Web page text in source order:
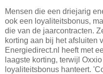
Mensen die een driejarig
ook een loyaliteitsbonus,
die van de jaarcontracten.
korting aan bij het afsluiten
Energiedirect.nl heeft met
laagste korting, terwijl
loyaliteitsbonus hanteert.